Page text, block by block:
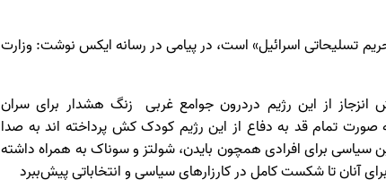
تسلیحاتی اسرائیل» است، در پیامی در رسانه ایکس نوشت: وزارت
انزجاز از این رژیم دردرون جوامع غربی زنگ هشدار برای سران
صورت تمام قد به دفاع از این رژیم کودک کش پرداخته اند به صدا
برای افرادی همچون بایدن، شولتز و سوناک به همراه داشته
آنان تا شکست کامل در کارزارهای سیاسی و انتخاباتی پیش‌ببرد